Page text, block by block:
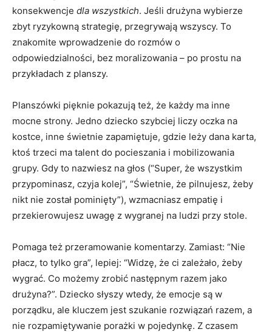
konsekwencje dla wszystkich. Jeśli drużyna wybierze
zbyt ryzykowną strategię, przegrywają wszyscy. To
znakomite wprowadzenie do rozmów o
odpowiedzialności, bez moralizowania – po prostu na
przykładach z planszy.
Planszówki pięknie pokazują też, że każdy ma inne
mocne strony. Jedno dziecko szybciej liczy oczka na
kostce, inne świetnie zapamiętuje, gdzie leży dana karta,
ktoś trzeci ma talent do pocieszania i mobilizowania
grupy. Gdy to nazwiesz na głos (“Super, że wszystkim
przypominasz, czyja kolej”, “Świetnie, że pilnujesz, żeby
nikt nie został pominięty”), wzmacniasz empatię i
przekierowujesz uwagę z wygranej na ludzi przy stole.
Pomaga też przeramowanie komentarzy. Zamiast: “Nie
płacz, to tylko gra”, lepiej: “Widzę, że ci zależało, żeby
wygrać. Co możemy zrobić następnym razem jako
drużyna?”. Dziecko słyszy wtedy, że emocje są w
porządku, ale kluczem jest szukanie rozwiązań razem, a
nie rozpamiętywanie porażki w pojedynkę. Z czasem